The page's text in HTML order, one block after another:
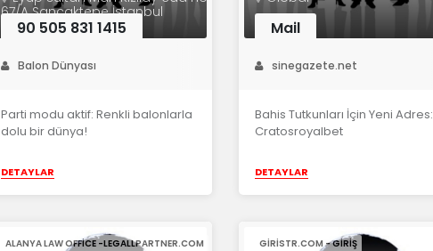
67/A Sancaktepe İstanbul
90 505 831 1415
Balon Dünyası
Parti modu aktif: Renkli balonlarla
dolu bir dünya!
DETAYLAR
Mail
sinegazete.net
Bahis Tutkunları İçin Yeni Adres:
Cratosroyalbet
DETAYLAR
ALANYA LAW OFFICE -LEGALLPARTNER.COM GIRISTR.COM - GIRIŞ